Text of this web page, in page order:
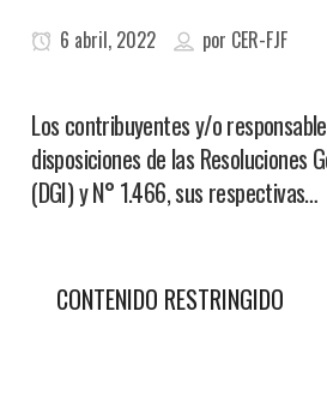
6 abril, 2022 por CER-FJF
Los contribuyentes y/o
disposiciones de las Resoluciones
(DGI) y N° 1.466, sus respectivas…
CONTENIDO RESTRINGIDO